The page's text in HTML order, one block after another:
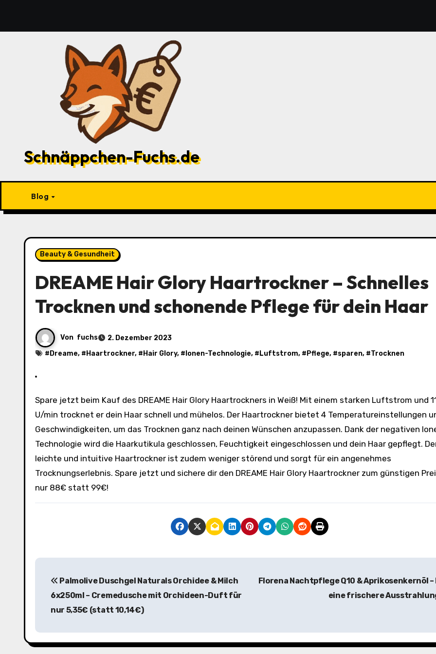
springen
Schnäppchen-Fuchs.de
Blog
Beauty & Gesundheit
DREAME Hair Glory Haartrockner – Schnelles
Trocknen und schonende Pflege für dein Haar
Von fuchs
2. Dezember 2023
# Dreame, # Haartrockner, # Hair Glory, # Ionen-Technologie, # Luftstrom, # Pflege, #sparen, #Trocknen
Spare jetzt beim Kauf des DREAME Hair Glory Haartrockners in Weiß! Mit einem starken Luftstrom und 110.000
U/min trocknet er dein Haar schnell und mühelos. Der Haartrockner bietet 4 Temperatureinstellungen
Geschwindigkeiten, um das Trocknen ganz nach deinen Wünschen anzupassen. Dank der negativen
Technologie wird die Haarkutikula geschlossen, Feuchtigkeit eingeschlossen und dein Haar gepflegt.
leichte und intuitive Haartrockner ist zudem weniger störend und sorgt für ein angenehmes
Trocknungserlebnis. Spare jetzt und sichere dir den DREAME Hair Glory Haartrockner zum günstigen
nur 88€ statt 99€!
B
t
r
Palmolive Duschgel Naturals Orchidee & Milch
6x250ml – Cremedusche mit Orchideen-Duft für
nur 5,35€ (statt 10,14€)
Florena Nachtpflege Q10 & Aprikosenkernöl –
eine frischere